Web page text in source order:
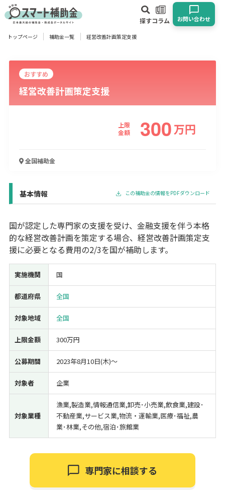
探すコラム お問い合わせ
対象
企業 団体 個人 その他
エリア
物流・運輸業
宿泊･旅館業
使い道
経営改善・経営強化 販路拡大 海外展開 設備投資
IT導入
人材採用・雇用
人材育成・福利厚生
特許・知的財産
受付中のみ
検索
トップページ 補助金一覧 経営改善計画策定支援
おすすめ
経営改善計画策定支援
上限
金額
300万円
全国補助金
基本情報 この補助金の情報をPDFダウンロード
国が認定した専門家の支援を受け、金融支援を伴う本格
的な経営改善計画を策定する場合、経営改善計画策定支
援に必要となる費用の2/3を国が補助します。
実施機関 国
都道府県 全国
対象地域 全国
上限金額 300万円
公募期間 2023年8月10日(木)〜
対象者 企業
対象業種
漁業,製造業,情報通信業,卸売･小売業,飲食業,建設･
不動産業,サービス業,物流・運輸業,医療･福祉,農
業･林業,その他,宿泊･旅館業
専門家に相談する